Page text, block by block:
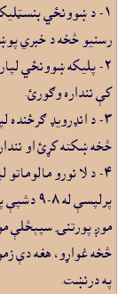
رسنيو څخه د خبري
٢- پليکه ښوونځي
کې ننداره وګورئ.
څخه ښکته کړئ او
پرلپسې له ٨-٩ دشپې په ژوندۍ بڼه چوپړ کې يم.
موږ پورتنۍ سپېڅلې
څخه غواړو، هغه دې
په درنښت.